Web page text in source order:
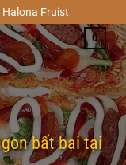
Fruist
0
bất bại tại